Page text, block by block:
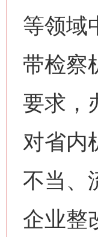
等领域
带检察
要求，
对省内
不当、
企业整